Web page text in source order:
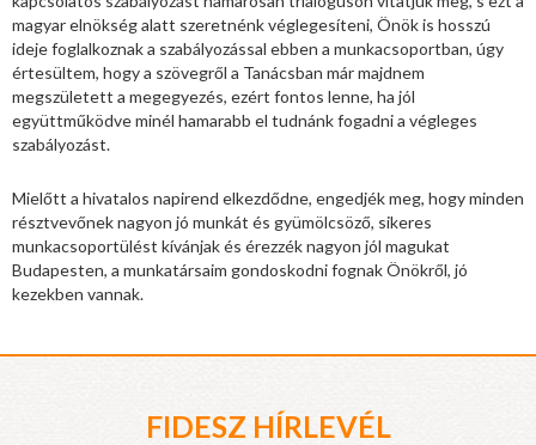
magyar elnökség alatt szeretnénk véglegesíteni, Önök is hosszú
ideje foglalkoznak a szabályozással ebben a munkacsoportban, úgy
értesültem, hogy a szövegről a Tanácsban már majdnem
megszületett a megegyezés, ezért fontos lenne, ha jól
együttműködve minél hamarabb el tudnánk fogadni a végleges
szabályozást.
Mielőtt a hivatalos napirend elkezdődne, engedjék meg, hogy minden
résztvevőnek nagyon jó munkát és gyümölcsöző, sikeres
munkacsoportülést kívánjak és érezzék nagyon jól magukat
Budapesten, a munkatársaim gondoskodni fognak Önökről, jó
kezekben vannak.
FIDESZ HÍRLEVÉL